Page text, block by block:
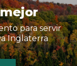
para servir
Inglaterra